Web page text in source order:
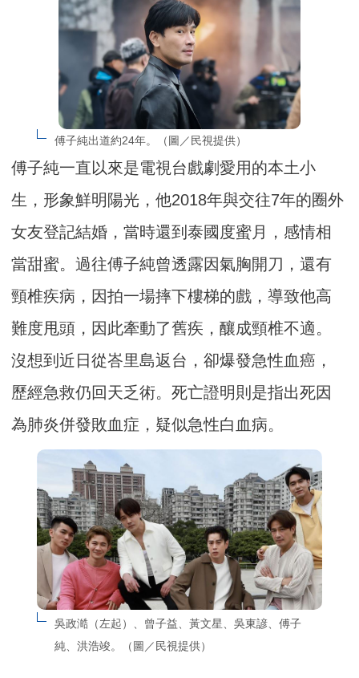
傅子純出道約24年。（圖／民視提供）
傅子純一直以來是電視台戲劇愛用的本土小
生，形象鮮明陽光，他2018年與交往7年的圈外
女友登記結婚，當時還到泰國度蜜月，感情相
當甜蜜。過往傅子純曾透露因氣胸開刀，還有
頸椎疾病，因拍一場摔下樓梯的戲，導致他高
難度甩頭，因此牽動了舊疾，釀成頸椎不適。
沒想到近日從峇里島返台，卻爆發急性血癌，
歷經急救仍回天乏術。死亡證明則是指出死因
為肺炎併發敗血症，疑似急性白血病。
吳政澔（左起）、曾子益、黃文星、吳東諺、傅子
純、洪浩竣。（圖／民視提供）